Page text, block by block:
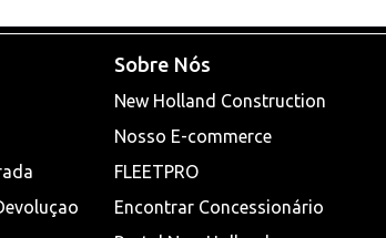
Sobre Nós
New Holland Construction
Nosso E-commerce
FLEETPRO
Encontrar Concessionário